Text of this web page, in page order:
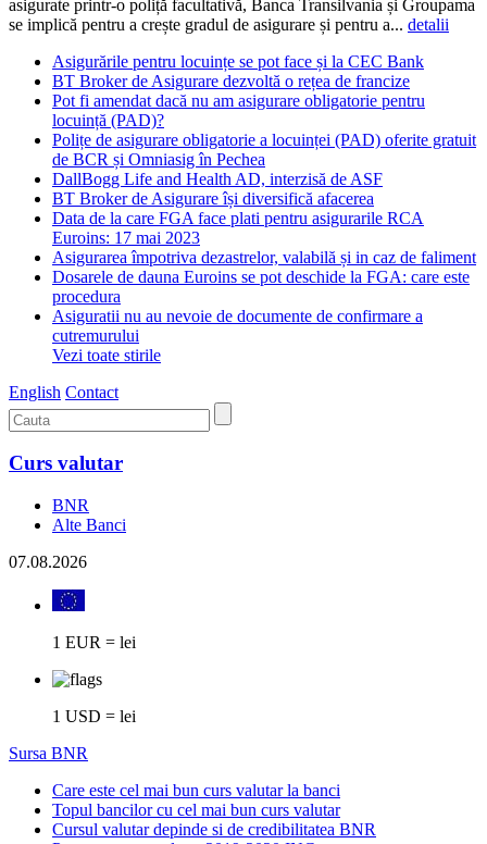
asigurate printr-o poliță facultativă, Banca Transilvania și Groupama
se implică pentru a crește gradul de asigurare și pentru a... detalii
Asigurările pentru locuințe se pot face și la CEC Bank
BT Broker de Asigurare dezvoltă o rețea de francize
Pot fi amendat dacă nu am asigurare obligatorie pentru
locuință (PAD)?
Polițe de asigurare obligatorie a locuinței (PAD) oferite gratuit
de BCR și Omniasig în Pechea
DallBogg Life and Health AD, interzisă de ASF
BT Broker de Asigurare își diversifică afacerea
Data de la care FGA face plati pentru asigurarile RCA
Euroins: 17 mai 2023
Asigurarea împotriva dezastrelor, valabilă și in caz de faliment
Dosarele de dauna Euroins se pot deschide la FGA: care este
procedura
Asiguratii nu au nevoie de documente de confirmare a
cutremurului
Vezi toate stirile
English Contact
Curs valutar
BNR
Alte Banci
07.08.2026
1 EUR = lei
1 USD = lei
Sursa BNR
Care este cel mai bun curs valutar la banci
Topul bancilor cu cel mai bun curs valutar
Cursul valutar depinde si de credibilitatea BNR